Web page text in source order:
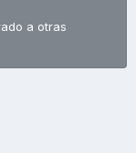
a otras